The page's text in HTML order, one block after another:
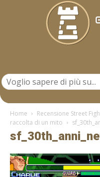
Home
Recensione Street
raccolta di un mito